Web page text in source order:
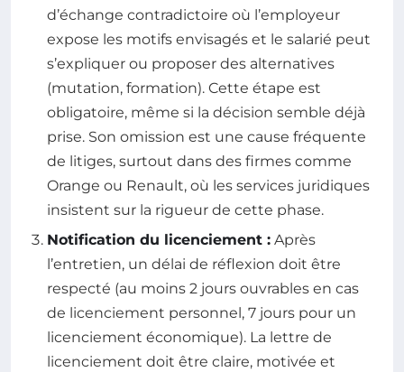
d’échange contradictoire où l’employeur
expose les motifs envisagés et le salarié peut
s’expliquer ou proposer des alternatives
(mutation, formation). Cette étape est
obligatoire, même si la décision semble déjà
prise. Son omission est une cause fréquente
de litiges, surtout dans des firmes comme
Orange ou Renault, où les services juridiques
insistent sur la rigueur de cette phase.
Notification du licenciement : Après
l’entretien, un délai de réflexion doit être
respecté (au moins 2 jours ouvrables en cas
de licenciement personnel, 7 jours pour un
licenciement économique). La lettre de
licenciement doit être claire, motivée et